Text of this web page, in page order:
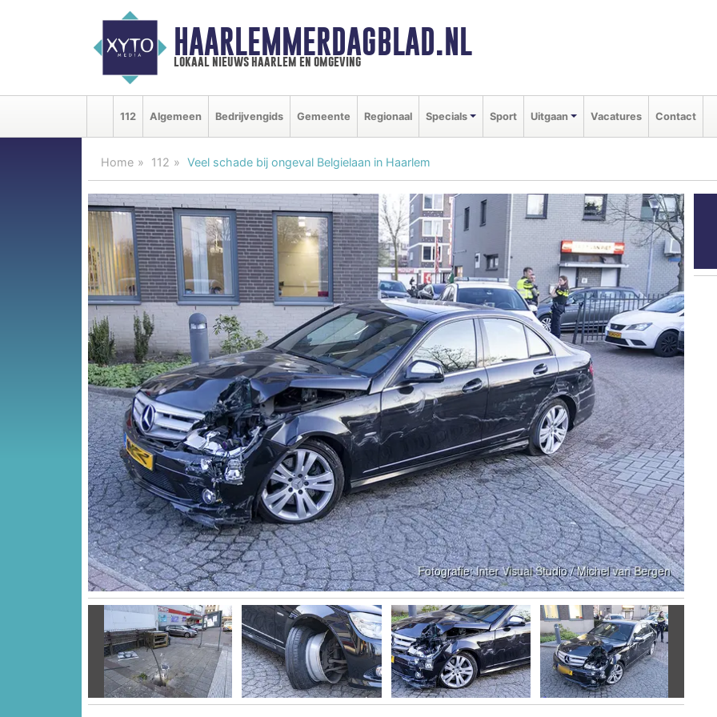
HAARLEMMERDAGBLAD.NL
lokaal nieuws haarlem en omgeving
112 Algemeen Bedrijvengids Gemeente Regionaal Specials Sport Uitgaan Vacatures Contact
Home 112 Veel schade bij ongeval Belgielaan in Haarlem
Vorige